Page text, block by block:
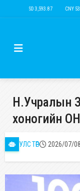
USD 3,593.87 CNY
Н.Учралын
хоногийн
УЛС ТӨР 2026/07/